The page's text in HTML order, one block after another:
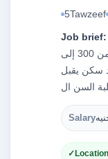
5Tawzeef
Job brief:
(بجوار موقف صقر قريش) القبض اليومي: من 300 إلى
ساعة لا يوجد سكن يقبل
Salary
Location